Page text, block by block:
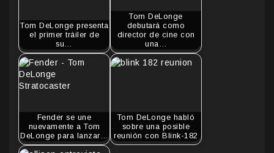
Tom DeLonge presenta
el primer tráiler de
su…
Tom DeLonge
debutará como
director de cine con
una…
Fender se une
nuevamente a Tom
DeLonge para lanzar…
Tom DeLonge habló
sobre una posible
reunión con Blink-182